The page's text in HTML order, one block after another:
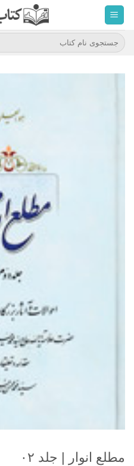
محتوا
برویدجستجو
برای:
مطلع انوار | جلد ۰۲